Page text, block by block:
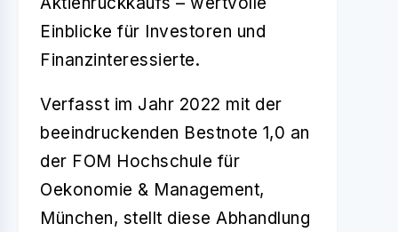
Einblicke für Investoren und
Finanzinteressierte.
Verfasst im Jahr 2022 mit der
beeindruckenden Bestnote 1,0 an
der FOM Hochschule für
Oekonomie & Management,
München, stellt diese Abhandlung